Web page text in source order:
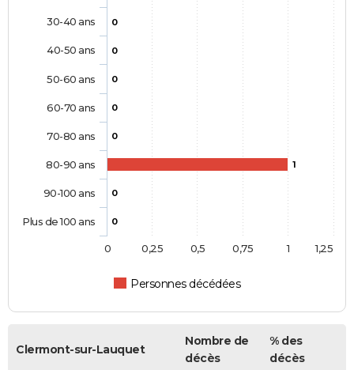
0
0
0
0
0
1
0
0
Personnes décédées
30-40 ans
40-50 ans
50-60 ans
60-70 ans
70-80 ans
80-90 ans
90-100 ans
Plus de 100 ans
0 1
0,25 0,5 0,75 1,25
Clermont-sur-Lauquet
Nombre de
décès
% des
décès